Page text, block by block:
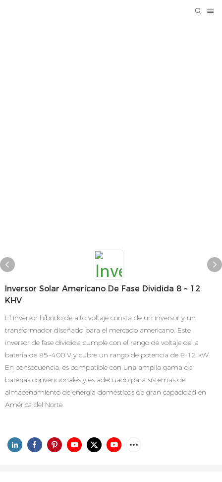
Inversor Solar Americano De Fase Dividida 8 ~ 12
KHV
El inversor híbrido de alto voltaje consta de un inversor y un
transformador diseñado para el mercado americano. Este
inversor de fase dividida cumple con el rango de voltaje de la
batería de 85~400 V y cubre un rango de potencia de 8-12 kW.
En consecuencia, es compatible con una amplia gama de
baterías convencionales y es adecuado para sistemas de
almacenamiento de energía domésticos de gran capacidad en
América del Norte.